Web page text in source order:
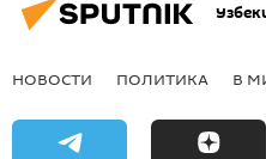
НОВОСТИ ПОЛИТИКА В